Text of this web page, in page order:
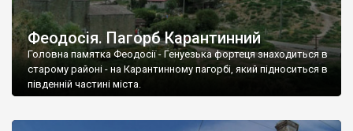
Феодосія. Пагорб Карантинний
Головна памятка Феодосії - Генуезька фортеця знаходиться в
старому районі - на Карантинному пагорбі, який підноситься в
південній частині міста.